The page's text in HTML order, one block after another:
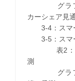
グラフ3
カーシェア見
3-4：スマー
3-5：スマー
表2：スマ
測
グラフ4